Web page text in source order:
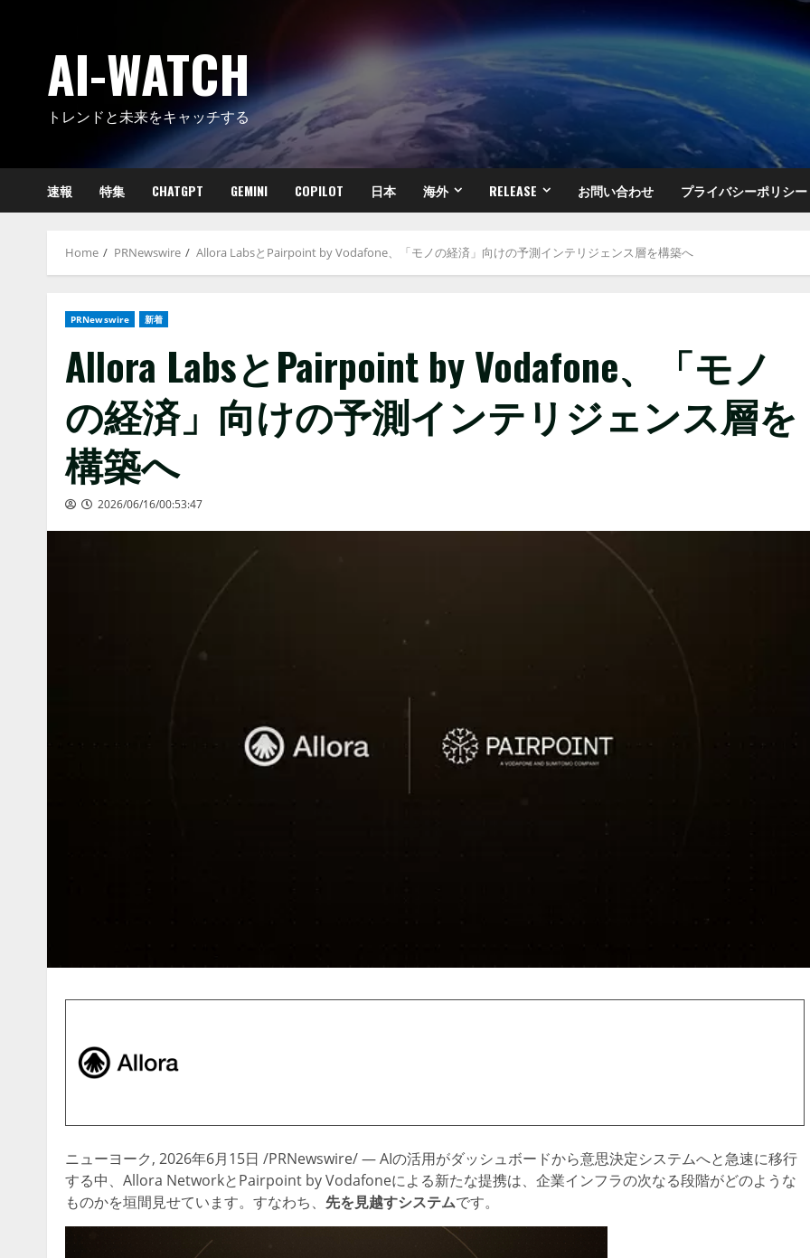
AI-WATCH
トレンドと未来をキャッチする
速報 特集 CHATGPT GEMINI COPILOT 日本 海外 RELEASE お問い合わせ プライバシーポリシー
Home PRNewswire Allora LabsとPairpoint by Vodafone、「モノの経済」向けの予測インテリジェンス層を構築へ
PRNewswire 新着
Allora LabsとPairpoint by Vodafone、「モノ
の経済」向けの予測インテリジェンス層を
構築へ
2026/06/16/00:53:47
ニューヨーク, 2026年6月15日 /PRNewswire/ — AIの活用がダッシュボードから意思決定システムへと急速に移行
する中、Allora NetworkとPairpoint by Vodafoneによる新たな提携は、企業インフラの次なる段階がどのような
ものかを垣間見せています。すなわち、 先を見越すシステムです。